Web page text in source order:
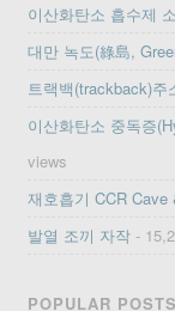
이산화탄소 흡수제
대만 녹도(綠島,
트랙백(trackback)주
이산화탄소 중독증
views
재호흡기 CCR
발열 조끼 자작 -
POPULAR POSTS